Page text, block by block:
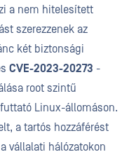
a nem hitelesített
szerezzenek az
két biztonsági
CVE-2023-20273 -
root szintű
Linux-állomáson.
a tartós hozzáférést
vállalati hálózatokon